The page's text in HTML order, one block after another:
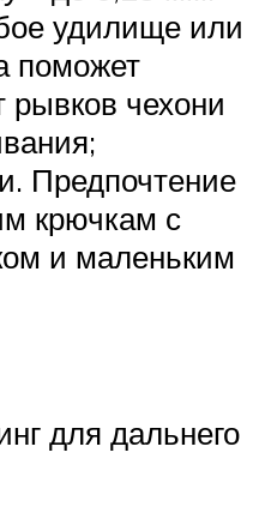
удилище или
поможет
рывков чехони
Предпочтение
крючкам с
и маленьким
для дальнего